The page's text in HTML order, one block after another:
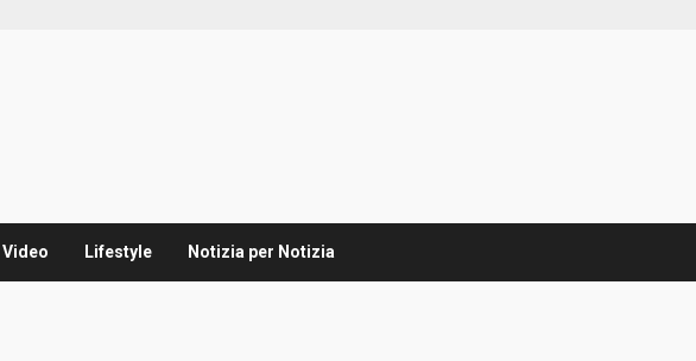
Video Lifestyle Notizia per Notizia